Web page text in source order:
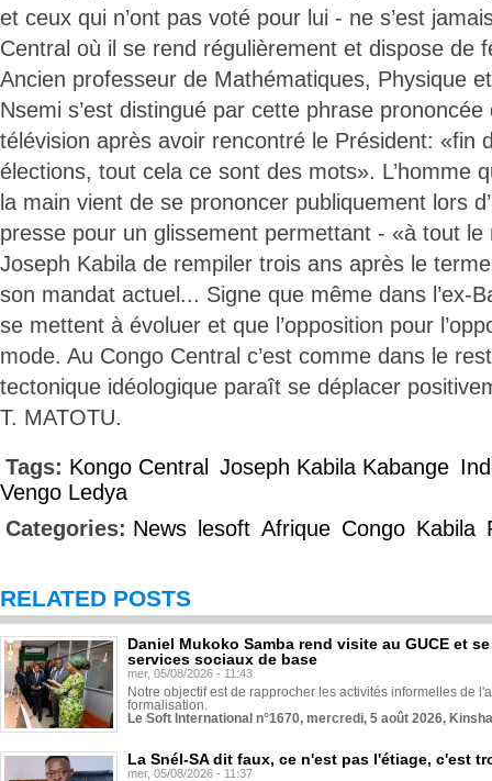
et ceux qui n’ont pas voté pour lui - ne s’est
Central où il se rend régulièrement et dispose de
Ancien professeur de Mathématiques, Physique
Nsemi s’est distingué par cette phrase
télévision après avoir rencontré le Président: «fin
élections, tout cela ce sont des mots». L’homme
la main vient de se prononcer publiquement lors
presse pour un glissement permettant - «à tout le
Joseph Kabila de rempiler trois ans après le
son mandat actuel... Signe que même dans l’ex-
se mettent à évoluer et que l’opposition pour
mode. Au Congo Central c’est comme dans le
tectonique idéologique paraît se déplacer
T. MATOTU.
Tags: Kongo Central Joseph Kabila Kabange
Vengo Ledya
Categories: News lesoft Afrique Congo Kabila
RELATED POSTS
Daniel Mukoko Samba rend visite au GUCE et
services sociaux de base
mer, 05/08/2026 - 11:43
Notre objectif est de rapprocher les activités informelles de
formalisation.
Le Soft International n°1670, mercredi, 5 août 2026,
La Snél-SA dit faux, ce n'est pas l'étiage, c'est
mer, 05/08/2026 - 11:37